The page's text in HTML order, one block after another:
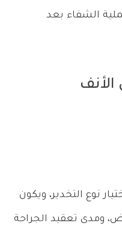
الشفاء بعد
نوع التخدير، ويكون
ومدى تعقيد الجراحة